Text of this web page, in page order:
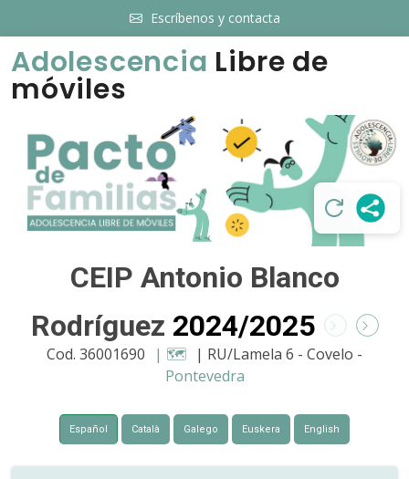
Escríbenos y contacta
Adolescencia Libre de
móviles
CEIP Antonio Blanco
Rodríguez 2024/2025
Cod. 36001690 | 🗺️ | RU/Lamela 6 - Covelo -
Pontevedra
Español Català Galego Euskera English